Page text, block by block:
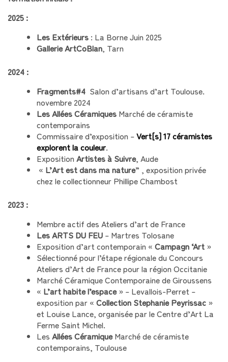
2025 :
Les Extérieurs: La Borne Juin 2025
Gallerie ArtCoBlan, Tarn
2024 :
Fragments#4Salon d’artisans d’art Toulouse.
novembre 2024
Les Allées CéramiquesMarché de céramiste
contemporains
Commissaire d’exposition –Vert[s] 17 céramistes
explorent la couleur.
Exposition Artistes à Suivre, Aude
« L’Art est dans ma nature” , exposition privée
chez le collectionneur Phillipe Chambost
2023 :
Membre actif des Ateliers d’art de France
Les ARTS DU FEU– Martres Tolosane
Exposition d’art contemporain « Campagn ‘Art »
Sélectionné pour l’étape régionale du Concours
Ateliers d’Art de France pour la région Occitanie
Marché Céramique Contemporaine de Giroussens
« L’art habite l’espace» – Levallois-Perret –
exposition par « Collection Stephanie Peyrissac»
et Louise Lance, organisée par le Centre d’Art La
Ferme Saint Michel.
Les Allées CéramiqueMarché de céramiste
contemporains, Toulouse